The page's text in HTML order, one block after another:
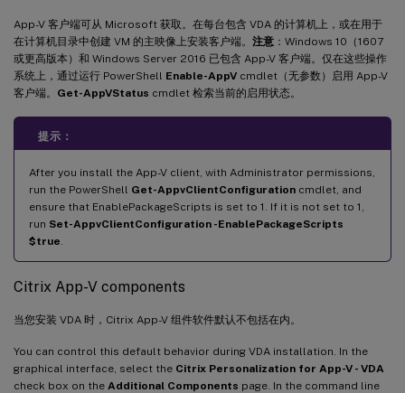
App-V 客户端可从 Microsoft 获取。在每台包含 VDA 的计算机上，或在用于
在计算机目录中创建 VM 的主映像上安装客户端。 注意 ：Windows 10（1607
或更高版本）和 Windows Server 2016 已包含 App-V 客户端。仅在这些操作
系统上，通过运行 PowerShell Enable-AppV cmdlet（无参数）启用 App-V
客户端。 Get-AppVStatus cmdlet 检索当前的启用状态。
提示：
After you install the App-V client, with Administrator permissions,
run the PowerShell Get-AppvClientConfiguration cmdlet, and
ensure that EnablePackageScripts is set to 1. If it is not set to 1,
run Set-AppvClientConfiguration -EnablePackageScripts
$true
Citrix App-V components
当您安装 VDA 时，Citrix App-V 组件软件默认不包括在内。
You can control this default behavior during VDA installation. In the
graphical interface, select the Citrix Personalization for App-V - VDA
check box on the Additional Components page. In the command line